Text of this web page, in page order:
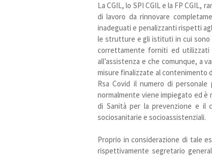
La CGIL, lo SPI CGIL e la FP
di lavoro da rinnovare
inadeguati e penalizzanti rispetti
le strutture e gli istituti in cui sono
correttamente forniti ed utilizzati
all’assistenza e che comunque, a
misure finalizzate al contenimento
Rsa Covid il numero di
normalmente viene impiegato ed
di Sanità per la prevenzione e il
sociosanitarie e socioassistenziali.
Proprio in considerazione di tale
rispettivamente segretario